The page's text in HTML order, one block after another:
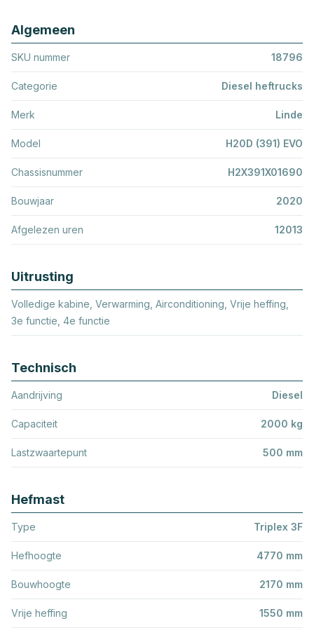
Algemeen
SKU nummer 18796
Categorie Diesel heftrucks
Merk Linde
Model H20D (391) EVO
Chassisnummer H2X391X01690
Bouwjaar 2020
Afgelezen uren 12013
Uitrusting
Volledige kabine, Verwarming, Airconditioning, Vrije heffing,
3e functie, 4e functie
Technisch
Aandrijving Diesel
Capaciteit 2000 kg
Lastzwaartepunt 500 mm
Hefmast
Type Triplex 3F
Hefhoogte 4770 mm
Bouwhoogte 2170 mm
Vrije heffing 1550 mm